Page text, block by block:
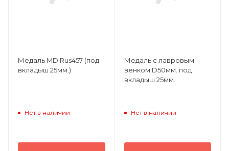
Медаль MD Rus457 (под
вкладыш 25мм.)
Нет в наличии
Медаль с лавровым
венком D50мм. под
вкладыш 25мм.
Нет в наличии